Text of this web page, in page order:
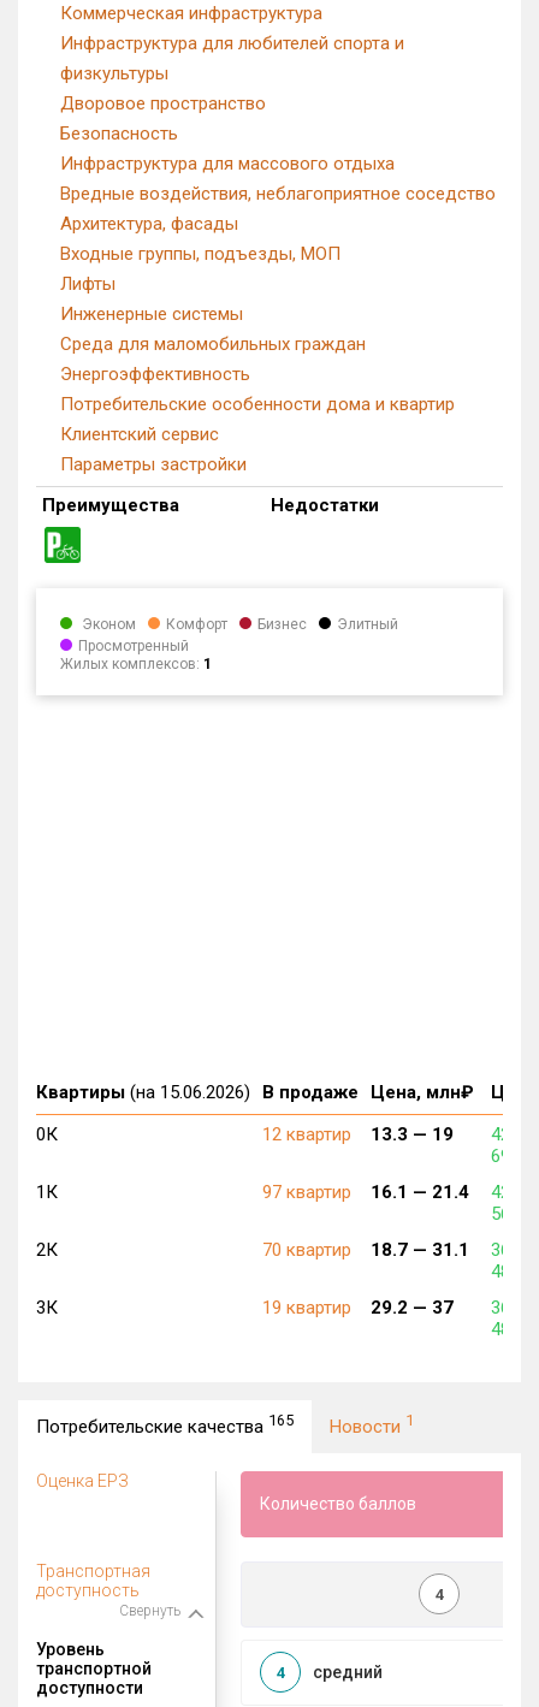
Коммерческая инфраструктура
Инфраструктура для любителей спорта и
физкультуры
Дворовое пространство
Безопасность
Инфраструктура для массового отдыха
Вредные воздействия, неблагоприятное соседство
Архитектура, фасады
Входные группы, подъезды, МОП
Лифты
Инженерные системы
Среда для маломобильных граждан
Энергоэффективность
Потребительские особенности дома и квартир
Клиентский сервис
Параметры застройки
Преимущества
Недостатки
Эконом Комфорт Бизнес
Элитный
Просмотренный
Жилых комплексов: 1
Квартиры (на 15.06.2026) В продаже Цена, млн₽
0К
12 квартир 13.3 — 19
427
698
1К
97 квартир 16.1 — 21.4
424
563
2К
70 квартир 18.7 — 31.1
362
489
3К
19 квартир 29.2 — 37
368
484
Потребительские качества 165 Новости 1
Оценка ЕРЗ
Количество баллов
Транспортная
доступность
Свернуть
4
Уровень
транспортной
доступности
средний
4